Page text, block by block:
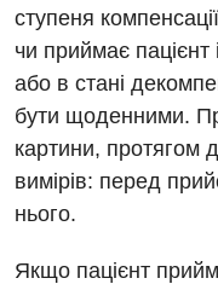
Офтальмологічне
Педіатричне
Проктологія
Пульмонологія
Судинна хірургія
Терапевтичне
ступеня
чи приймає пацієнт
або в стані
бути щоденними.
картини, протягом
вимірів: перед
нього.
Якщо пацієнт